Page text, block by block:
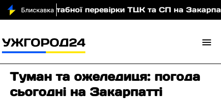
масштабної перевірки ТЦК та СП на Закарпатті:
Туман та ожеледиця: погода
сьогодні на Закарпатті